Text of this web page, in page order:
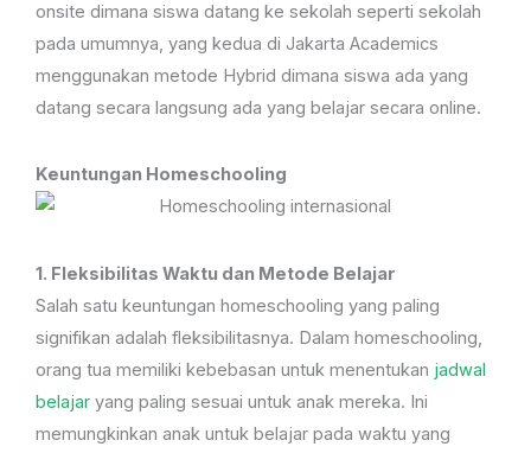
onsite dimana siswa datang ke sekolah seperti sekolah
pada umumnya, yang kedua di Jakarta Academics
menggunakan metode Hybrid dimana siswa ada yang
datang secara langsung ada yang belajar secara online.
Keuntungan Homeschooling
1. Fleksibilitas Waktu dan Metode Belajar
Salah satu keuntungan homeschooling yang paling
signifikan adalah fleksibilitasnya. Dalam homeschooling,
orang tua memiliki kebebasan untuk menentukan jadwal
belajar yang paling sesuai untuk anak mereka. Ini
memungkinkan anak untuk belajar pada waktu yang